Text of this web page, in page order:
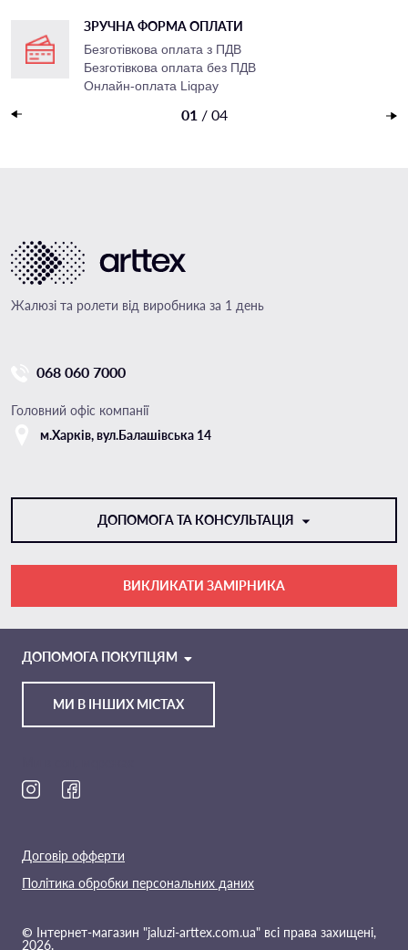
ЗРУЧНА ФОРМА ОПЛАТИ
Безготівкова оплата з ПДВ
Безготівкова оплата без ПДВ
Онлайн-оплата Liqpay
01 / 04
Жалюзі та ролети від виробника за 1 день
068 060 7000
Головний офіс компанії
м.Харкiв, вул.Балашівська 14
ДОПОМОГА ТА КОНСУЛЬТАЦІЯ
TELEGRAM
ВИКЛИКАТИ ЗАМІРНИКА
МИ В ІНШИХ МІСТАХ
ДОПОМОГА ПОКУПЦЯМ
© Інтернет-магазин "jaluzi-arttex.com.ua" всі права захищені,
2026.
Договір офферти
Політика обробки персональних даних